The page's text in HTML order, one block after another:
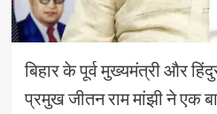
बिहार के पूर्व मुख्यमंत्री और
प्रमुख जीतन राम मांझी ने एक